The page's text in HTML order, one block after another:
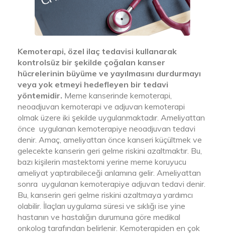
Kemoterapi, özel ilaç tedavisi kullanarak
kontrolsüz bir şekilde çoğalan kanser
hücrelerinin büyüme ve yayılmasını durdurmayı
veya yok etmeyi hedefleyen bir tedavi
yöntemidir. Meme kanserinde kemoterapi,
neoadjuvan kemoterapi ve adjuvan kemoterapi
olmak üzere iki şekilde uygulanmaktadır. Ameliyattan
önce uygulanan kemoterapiye neoadjuvan tedavi
denir. Amaç, ameliyattan önce kanseri küçültmek ve
gelecekte kanserin geri gelme riskini azaltmaktır. Bu,
bazı kişilerin mastektomi yerine meme koruyucu
ameliyat yaptırabileceği anlamına gelir. Ameliyattan
sonra uygulanan kemoterapiye adjuvan tedavi denir.
Bu, kanserin geri gelme riskini azaltmaya yardımcı
olabilir. İlaçları uygulama süresi ve sıklığı ise yine
hastanın ve hastalığın durumuna göre medikal
onkolog tarafından belirlenir. Kemoterapiden en çok